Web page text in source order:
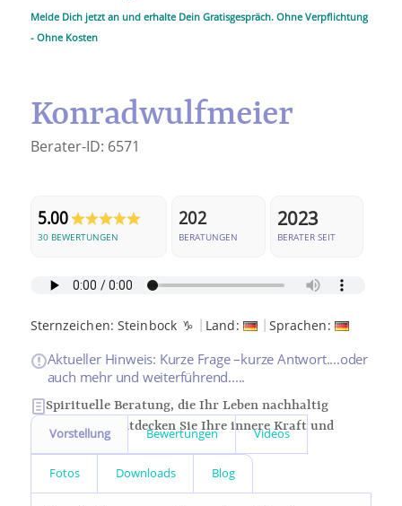
Melde Dich jetzt an und erhalte Dein Gratisgespräch. Ohne Verpflichtung
- Ohne Kosten
Konradwulfmeier
Berater-ID: 6571
5.00
30 BEWERTUNGEN
202
BERATUNGEN
2023
BERATER SEIT
Sternzeichen: Steinbock ♑ Land:
Sprachen:
Aktueller Hinweis: Kurze Frage –kurze Antwort....oder
auch mehr und weiterführend.....
Spirituelle Beratung, die Ihr Leben nachhaltig
verändert. Entdecken Sie Ihre innere Kraft und
Vorstellung Bewertungen Videos
Fotos Downloads Blog